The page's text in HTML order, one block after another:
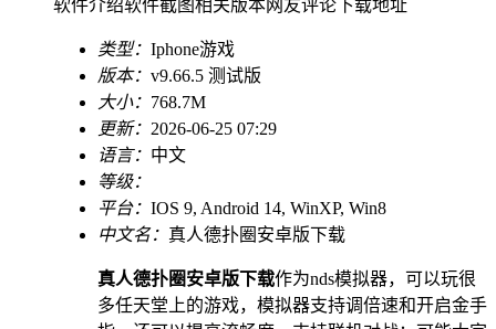
软件介绍软件截图相关版本网友评论下载地址
类型： Iphone游戏
版本： v9.66.5 测试版
大小： 768.7M
更新： 2026-06-25 07:29
语言： 中文
等级：
平台： IOS 9, Android 14, WinXP, Win8
中文名： 真人德扑圈安卓版下载
真人德扑圈安卓版下载作为nds模拟器，可以玩很
多任天堂上的游戏，模拟器支持调倍速和开启金手